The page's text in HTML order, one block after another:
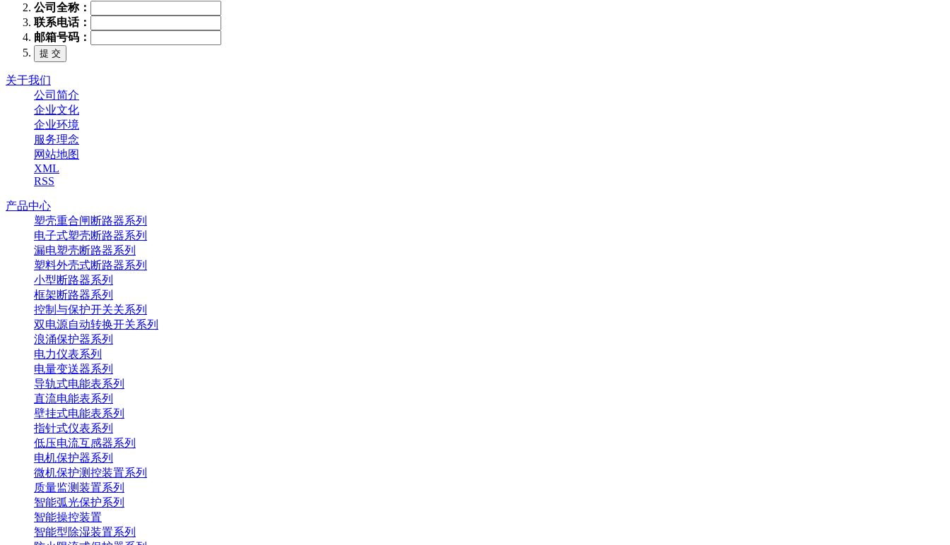
公司全称：
联系电话：
邮箱号码：
关于我们
公司简介
企业文化
企业环境
服务理念
网站地图
XML
RSS
产品中心
塑壳重合闸断路器系列
电子式塑壳断路器系列
漏电塑壳断路器系列
塑料外壳式断路器系列
小型断路器系列
框架断路器系列
控制与保护开关关系列
双电源自动转换开关系列
浪涌保护器系列
电力仪表系列
电量变送器系列
导轨式电能表系列
直流电能表系列
壁挂式电能表系列
指针式仪表系列
低压电流互感器系列
电机保护器系列
微机保护测控装置系列
质量监测装置系列
智能弧光保护系列
智能操控装置
智能型除湿装置系列